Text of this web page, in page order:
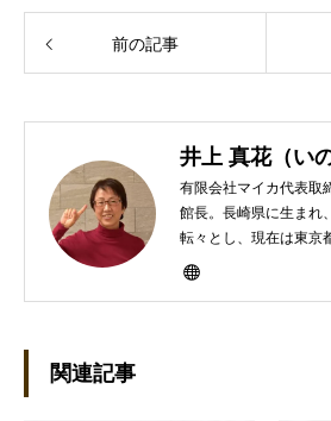
前の記事
井上 真花（い
有限会社マイカ代表取
館長。長崎県に生まれ
転々とし、現在は東京
にHP100LXと出会っ
関連記事